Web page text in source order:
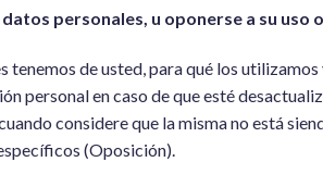
personales, u oponerse a su
de usted, para qué los
personal en caso de que esté
considere que la misma no está
(Oposición).